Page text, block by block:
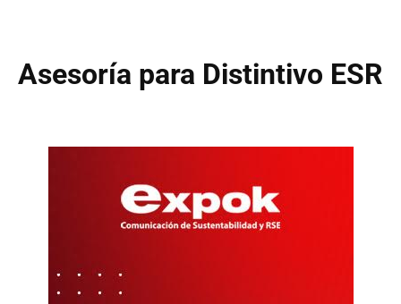
Asesoría para Distintivo ESR